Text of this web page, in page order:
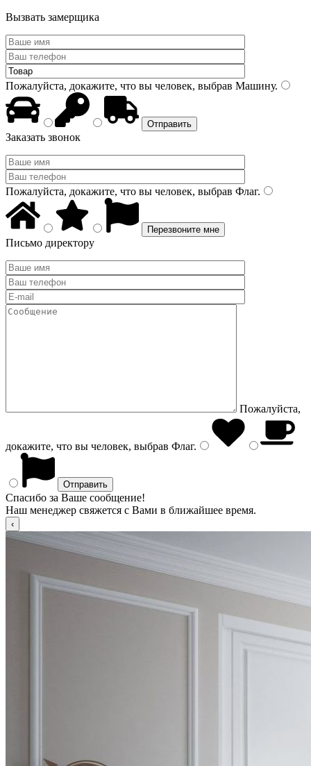
Вызвать замерщика
Пожалуйста, докажите, что вы человек, выбрав Машину.
Заказать звонок
Пожалуйста, докажите, что вы человек, выбрав Флаг.
Письмо директору
Пожалуйста,
докажите, что вы человек, выбрав Флаг.
Спасибо за Ваше сообщение!
Наш менеджер свяжется с Вами в ближайшее время.